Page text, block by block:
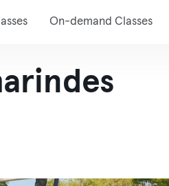
On-demand Classes